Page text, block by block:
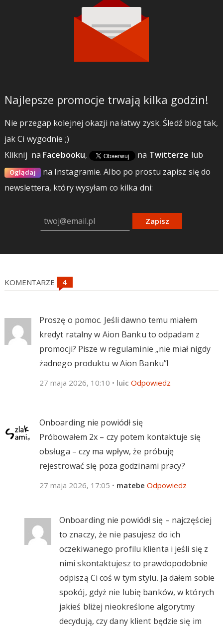
Najlepsze promocje trwają kilka godzin!
Nie przegap kolejnej okazji na łatwy zysk. Śledź blog tak,
jak Ci wygodnie ;)
Kliknij na Facebooku, na Twitterze lub
Oglądaj na Instagramie.Albo po prostu zapisz się do
newslettera, który wysyłam co kilka dni:
Zapisz
KOMENTARZE
Proszę o pomoc. Jeśli dawno temu miałem
kredyt ratalny w Aion Banku to odpadam z
promocji? Pisze w regulaminie „nie miał nigdy
żadnego produktu w Aion Banku”!
27 maja 2026, 10:10 • luic Odpowiedz
Onboarding nie powiódł się
Próbowałem 2x – czy potem kontaktuje się
obsługa – czy ma wpływ, że próbuję
rejestrować się poza godzinami pracy?
27 maja 2026, 17:05 • matebe Odpowiedz
Onboarding nie powiódł się – najczęściej
to znaczy, że nie pasujesz do ich
oczekiwanego profilu klienta i jeśli się z
nimi skontaktujesz to prawdopodobnie
odpiszą Ci coś w tym stylu. Ja dałem sobie
spokój, gdyż nie lubię banków, w których
jakieś bliżej nieokreślone algorytmy
decydują, czy dany klient będzie się im